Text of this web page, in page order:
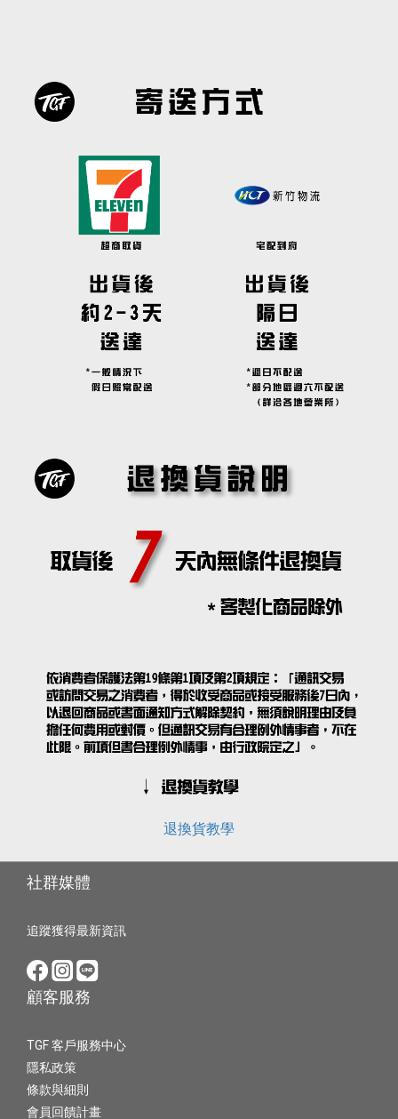
退換貨教學
社群媒體
追蹤獲得最新資訊
顧客服務
TGF 客戶服務中心
隱私政策
條款與細則
會員回饋計畫